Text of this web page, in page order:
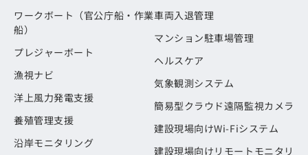
ワークボート（官公庁船・作業
船）
プレジャーボート
漁視ナビ
洋上風力発電支援
養殖管理支援
沿岸モニタリング
車両入退管理
マンション駐車場管理
ヘルスケア
気象観測システム
簡易型クラウド遠隔監視カメラ
建設現場向けWi-Fiシステム
建設現場向けリモートモニタリ